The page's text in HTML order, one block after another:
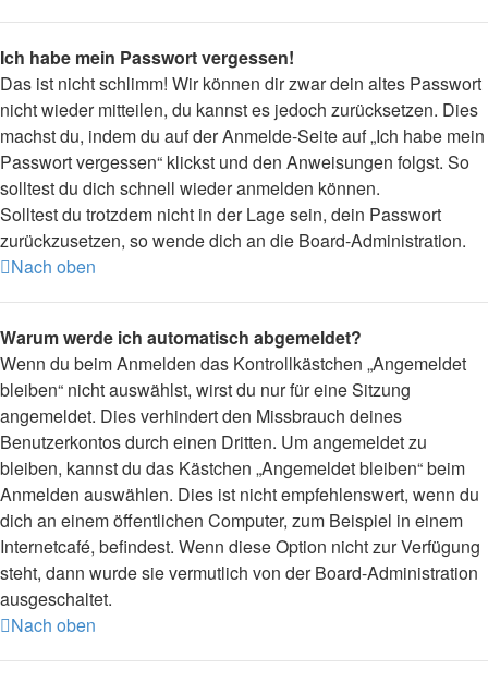
Ich habe mein Passwort vergessen!
Das ist nicht schlimm! Wir können dir zwar dein altes Passwort
nicht wieder mitteilen, du kannst es jedoch zurücksetzen. Dies
machst du, indem du auf der Anmelde-Seite auf „Ich habe mein
Passwort vergessen“ klickst und den Anweisungen folgst. So
solltest du dich schnell wieder anmelden können.
Solltest du trotzdem nicht in der Lage sein, dein Passwort
zurückzusetzen, so wende dich an die Board-Administration.
Nach oben
Warum werde ich automatisch abgemeldet?
Wenn du beim Anmelden das Kontrollkästchen „Angemeldet
bleiben“ nicht auswählst, wirst du nur für eine Sitzung
angemeldet. Dies verhindert den Missbrauch deines
Benutzerkontos durch einen Dritten. Um angemeldet zu
bleiben, kannst du das Kästchen „Angemeldet bleiben“ beim
Anmelden auswählen. Dies ist nicht empfehlenswert, wenn du
dich an einem öffentlichen Computer, zum Beispiel in einem
Internetcafé, befindest. Wenn diese Option nicht zur Verfügung
steht, dann wurde sie vermutlich von der Board-Administration
ausgeschaltet.
Nach oben